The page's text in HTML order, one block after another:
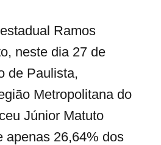
Ramos
neste dia 27 de
de Paulista,
Metropolitana do
Júnior Matuto
apenas 26,64% dos